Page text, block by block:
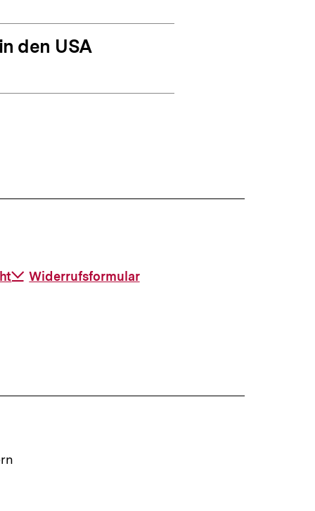
den USA
Download-
Widerrufsformular